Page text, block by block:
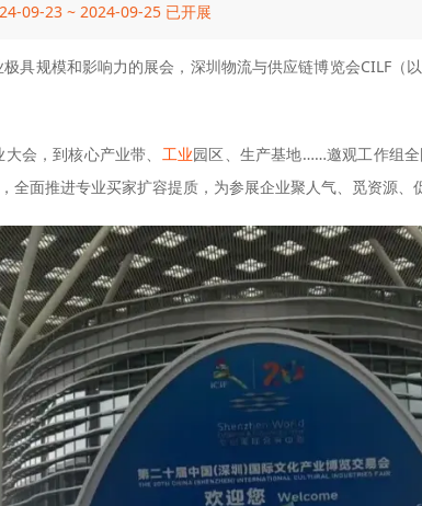
09-23 ~ 2024-09-25 已开展
具规模和影响力的展会，深圳物流与供应链博览会CILF（
会，到核心产业带、 工业园区、生产基地……邀观工作组
全面推进专业买家扩容提质，为参展企业聚人气、觅资源、